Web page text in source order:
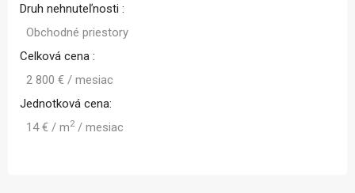
Druh nehnuteľnosti :
Obchodné priestory
Celková cena :
2 800 € / mesiac
Jednotková cena:
14 € / m2/ mesiac